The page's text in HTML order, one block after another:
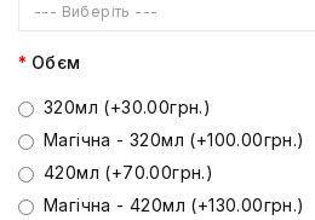
--- Виберіть ---
Обєм
320мл (+30.00грн.)
Магічна - 320мл (+100.00грн.)
420мл (+70.00грн.)
Магічна - 420мл (+130.00грн.)